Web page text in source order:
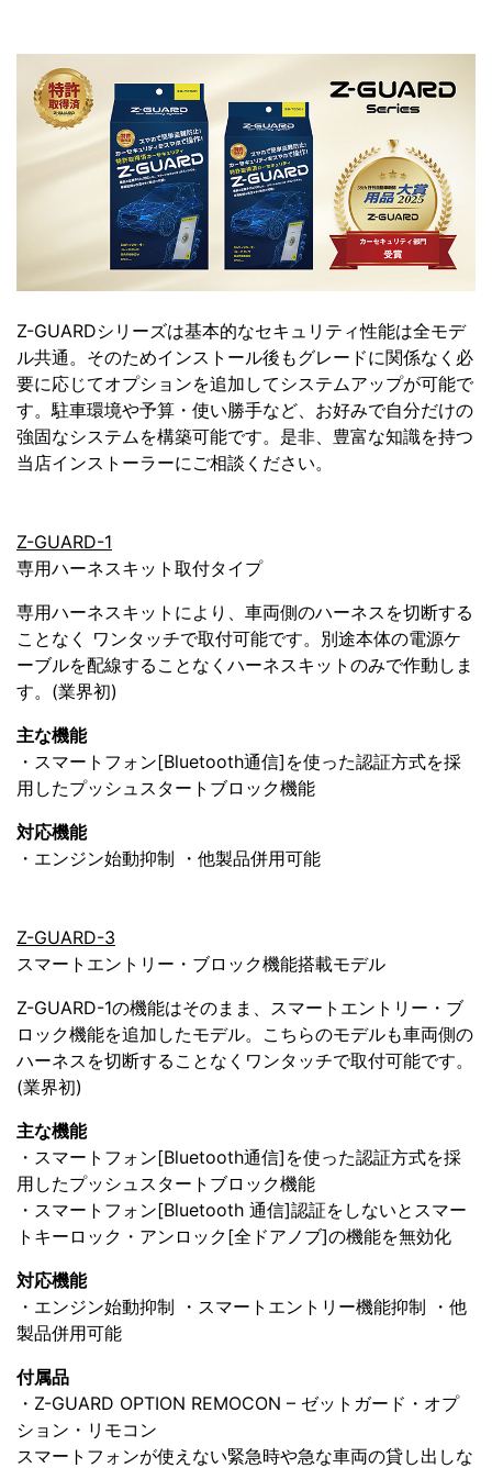
Z-GUARDシリーズは基本的なセキュリティ性能は全モデ
ル共通。そのためインストール後もグレードに関係なく必
要に応じてオプションを追加してシステムアップが可能で
す。駐車環境や予算・使い勝手など、お好みで自分だけの
強固なシステムを構築可能です。是非、豊富な知識を持つ
当店インストーラーにご相談ください。
Z-GUARD-1
専用ハーネスキット取付タイプ
専用ハーネスキットにより、車両側のハーネスを切断する
ことなく ワンタッチで取付可能です。別途本体の電源ケ
ーブルを配線することなくハーネスキットのみで作動しま
す。(業界初)
主な機能
・スマートフォン[Bluetooth通信]を使った認証方式を採
用したプッシュスタートブロック機能
対応機能
・エンジン始動抑制 ・他製品併用可能
Z-GUARD-3
スマートエントリー・ブロック機能搭載モデル
Z-GUARD-1の機能はそのまま、スマートエントリー・ブ
ロック機能を追加したモデル。こちらのモデルも車両側の
ハーネスを切断することなくワンタッチで取付可能です。
(業界初)
主な機能
・スマートフォン[Bluetooth通信]を使った認証方式を採
用したプッシュスタートブロック機能
・スマートフォン[Bluetooth 通信]認証をしないとスマー
トキーロック・アンロック[全ドアノブ]の機能を無効化
対応機能
・エンジン始動抑制 ・スマートエントリー機能抑制 ・他
製品併用可能
付属品
・Z-GUARD OPTION REMOCON – ゼットガード・オプ
ション・リモコン
スマートフォンが使えない緊急時や急な車両の貸し出しな